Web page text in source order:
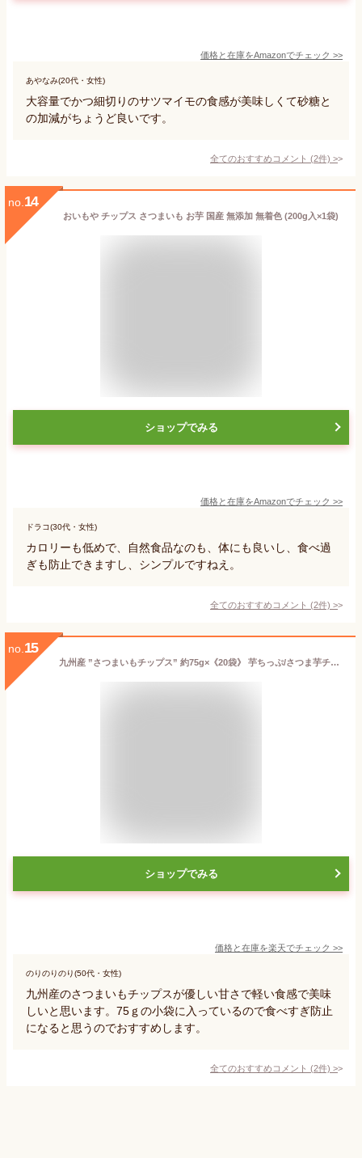
価格と在庫をAmazonでチェック >>
あやなみ(20代・女性)
大容量でかつ細切りのサツマイモの食感が美味しくて砂糖と
の加減がちょうど良いです。
全てのおすすめコメント (2件) >
no. 14
おいもや チップス さつまいも お芋 国産 無添加 無着色 (200g入×1袋)
ショップでみる
価格と在庫をAmazonでチェック >>
ドラコ(30代・女性)
カロリーも低めで、自然食品なのも、体にも良いし、食べ過
ぎも防止できますし、シンプルですねえ。
全てのおすすめコメント (2件) >
no. 15
九州産 ”さつまいもチップス” 約75g×《20袋》 芋ちっぷ/さつま芋チップ/芋けんぴ 送料無料
ショップでみる
価格と在庫を楽天でチェック >>
のりのりのり(50代・女性)
九州産のさつまいもチップスが優しい甘さで軽い食感で美味
しいと思います。75ｇの小袋に入っているので食べすぎ防止
になると思うのでおすすめします。
全てのおすすめコメント (2件) >